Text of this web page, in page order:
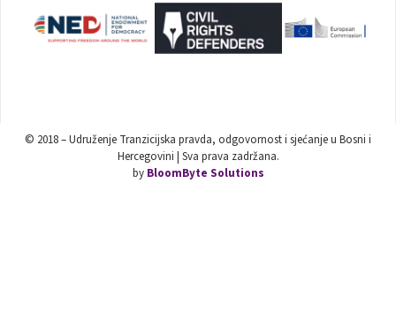
© 2018 – Udruženje Tranzicijska pravda, odgovornost i sjećanje u Bosni i
Hercegovini | Sva prava zadržana.
by BloomByte Solutions